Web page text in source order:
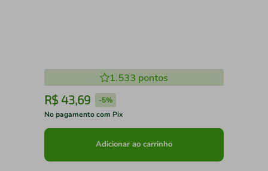
1.533 pontos
R$ 43,69 -5%
No pagamento com Pix
Adicionar ao carrinho